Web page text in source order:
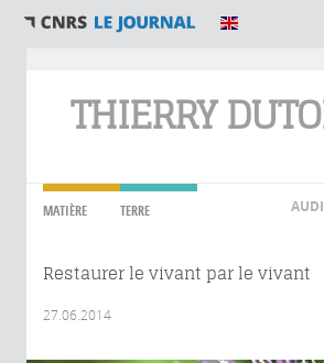
THIERRY
MATIÈRE TERRE
Restaurer le vivant par le vivant
27.06.2014